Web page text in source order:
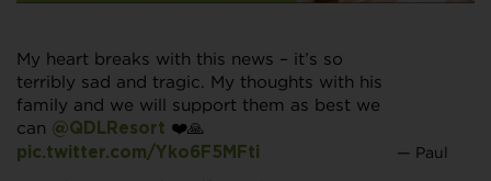
My heart breaks with this news – it’s so
terribly sad and tragic. My thoughts with his
family and we will support them as best we
can ⁦ @QDLResort ⁩ ❤️🙏
pic.twitter.com/Yko6F5MFti — Paul